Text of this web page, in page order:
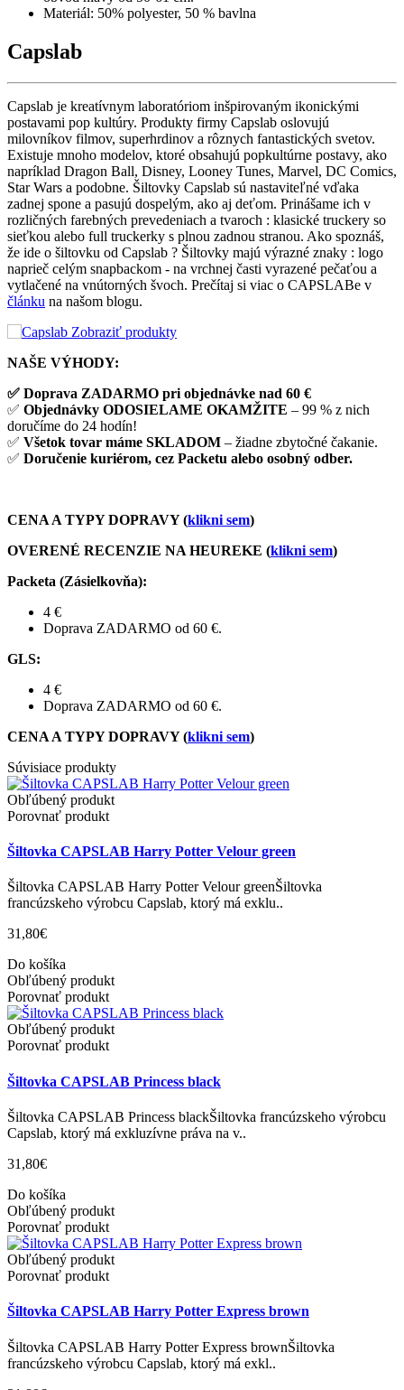
Materiál: 50% polyester, 50 % bavlna
Capslab
Capslab je kreatívnym laboratóriom inšpirovaným ikonickými
postavami pop kultúry. Produkty firmy Capslab oslovujú
milovníkov filmov, superhrdinov a rôznych fantastických svetov.
Existuje mnoho modelov, ktoré obsahujú popkultúrne postavy, ako
napríklad Dragon Ball, Disney, Looney Tunes, Marvel, DC Comics,
Star Wars a podobne. Šiltovky Capslab sú nastaviteľné vďaka
zadnej spone a pasujú dospelým, ako aj deťom. Prinášame ich v
rozličných farebných prevedeniach a tvaroch : klasické truckery so
sieťkou alebo full truckerky s plnou zadnou stranou. Ako spoznáš,
že ide o šiltovku od Capslab ? Šiltovky majú výrazné znaky : logo
naprieč celým snapbackom - na vrchnej časti vyrazené pečaťou a
vytlačené na vnútorných švoch. Prečítaj si viac o CAPSLABe v
článku na našom blogu.
Zobraziť produkty
NAŠE VÝHODY:
✅ Doprava ZADARMO pri objednávke nad 60 €
✅ Objednávky ODOSIELAME OKAMŽITE – 99 % z nich
doručíme do 24 hodín!
✅ Všetok tovar máme SKLADOM – žiadne zbytočné čakanie.
✅ Doručenie kuriérom, cez Packetu alebo osobný odber.
CENA A TYPY DOPRAVY (klikni sem)
OVERENÉ RECENZIE NA HEUREKE (klikni sem)
Packeta (Zásielkovňa):
4 €
Doprava ZADARMO od 60 €.
GLS:
4 €
Doprava ZADARMO od 60 €.
CENA A TYPY DOPRAVY (klikni sem)
Súvisiace produkty
Obľúbený produkt
Porovnať produkt
Šiltovka CAPSLAB Harry Potter Velour green
Šiltovka CAPSLAB Harry Potter Velour greenŠiltovka
francúzskeho výrobcu Capslab, ktorý má exklu..
31,80€
Do košíka
Obľúbený produkt
Porovnať produkt
Obľúbený produkt
Porovnať produkt
Šiltovka CAPSLAB Princess black
Šiltovka CAPSLAB Princess blackŠiltovka francúzskeho výrobcu
Capslab, ktorý má exkluzívne práva na v..
31,80€
Do košíka
Obľúbený produkt
Porovnať produkt
Obľúbený produkt
Porovnať produkt
Šiltovka CAPSLAB Harry Potter Express brown
Šiltovka CAPSLAB Harry Potter Express brownŠiltovka
francúzskeho výrobcu Capslab, ktorý má exkl..